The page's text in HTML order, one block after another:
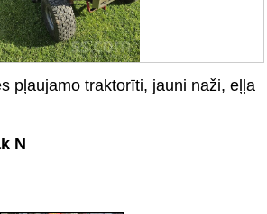
pļaujamo traktorīti, jauni naži, eļļa
N